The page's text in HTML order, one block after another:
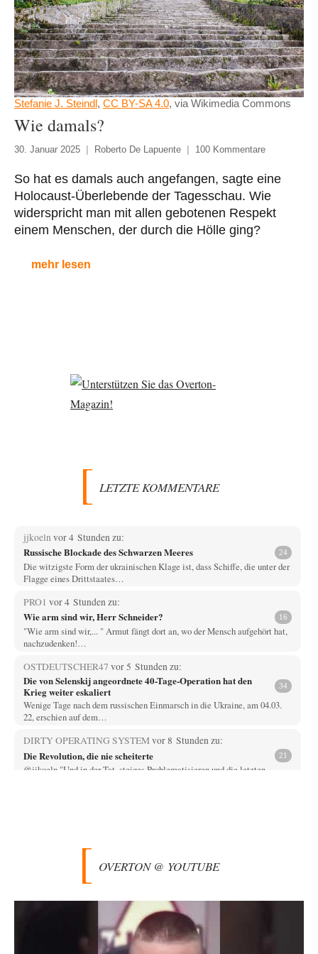
Stefanie J. Steindl, CC BY-SA 4.0, via Wikimedia Commons
Wie damals?
30. Januar 2025 Roberto De Lapuente 100 Kommentare
So hat es damals auch angefangen, sagte eine
Holocaust-Überlebende der Tagesschau. Wie
widerspricht man mit allen gebotenen Respekt
einem Menschen, der durch die Hölle ging?
mehr lesen
LETZTE KOMMENTARE
jjkoeln vor 4 Stunden zu:
Russische Blockade des Schwarzen Meeres 24
Die witzigste Form der ukrainischen Klage ist, dass Schiffe, die unter der
Flagge eines Drittstaates…
PRO1 vor 4 Stunden zu:
Wie arm sind wir, Herr Schneider? 16
"Wie arm sind wir,... " Armut fängt dort an, wo der Mensch aufgehört hat,
nachzudenken!…
OSTDEUTSCHER47 vor 5 Stunden zu:
Die von Selenskij angeordnete 40-Tage-Operation hat den
Krieg weiter eskaliert
34
Wenige Tage nach dem russischen Einmarsch in die Ukraine, am 04.03.
22, erschien auf dem…
DIRTY OPERATING SYSTEMvor 8 Stunden zu:
Die Revolution, die nie scheiterte 21
@jjkoeln "Und in der Tat, steiges Problematisieren und die letzten
seine Thesen von Ex-US-Präsident Bush…
vor 8 Stunden zu:
Helmut Schelsky – Der Mann, der den Marxismus überlebte
Er fragte, wem Fabriken gehören. Die Gegenwart zwingt zu einer anderen
DIRTY OPERATING SYSTEMvor 9 Stunden zu:
Morgen kommt der Russe, wir müssen alle sterben!
OVERTON @ YOUTUBE